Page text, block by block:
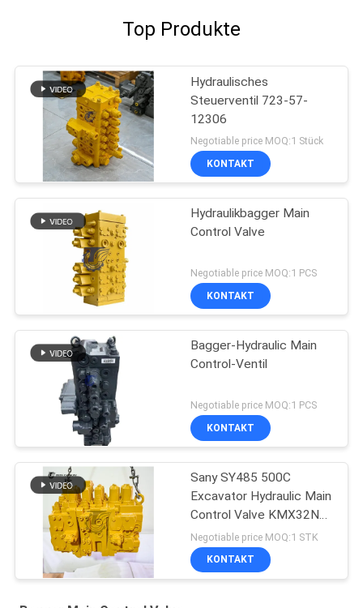
Top Produkte
Hydraulisches
Steuerventil 723-57-
12306
Negotiable price MOQ:1 Stück
KONTAKT
Hydraulikbagger Main
Control Valve
Negotiable price MOQ:1 PCS
KONTAKT
Bagger-Hydraulic Main
Control-Ventil
Negotiable price MOQ:1 PCS
KONTAKT
Sany SY485 500C
Excavator Hydraulic Main
Control Valve KMX32NA
High Quality
Negotiable price MOQ:1 STK
KONTAKT